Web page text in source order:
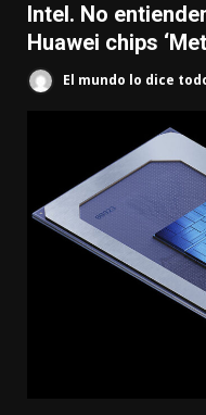
Intel. No
Huawei chips
El mundo lo dice